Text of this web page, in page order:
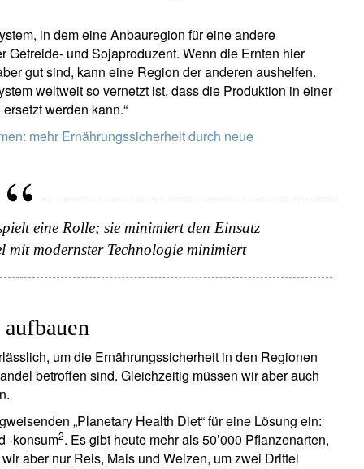
in dem eine Anbauregion für eine andere
und Sojaproduzent. Wenn die Ernten hier
gut sind, kann eine Region der anderen aushelfen.
weltweit so vernetzt ist, dass die Produktion in einer
werden kann.“
mehr Ernährungssicherheit durch neue
eine Rolle; sie minimiert den Einsatz
mit modernster Technologie minimiert
um die Ernährungssicherheit in den Regionen
betroffen sind. Gleichzeitig müssen wir aber auch
„Planetary Health Diet“ für eine Lösung ein:
-konsum2. Es gibt heute mehr als 50’000 Pflanzenarten,
aber nur Reis, Mais und Weizen, um zwei Drittel
abonnieren
Select an Option
Titel Vorname Name